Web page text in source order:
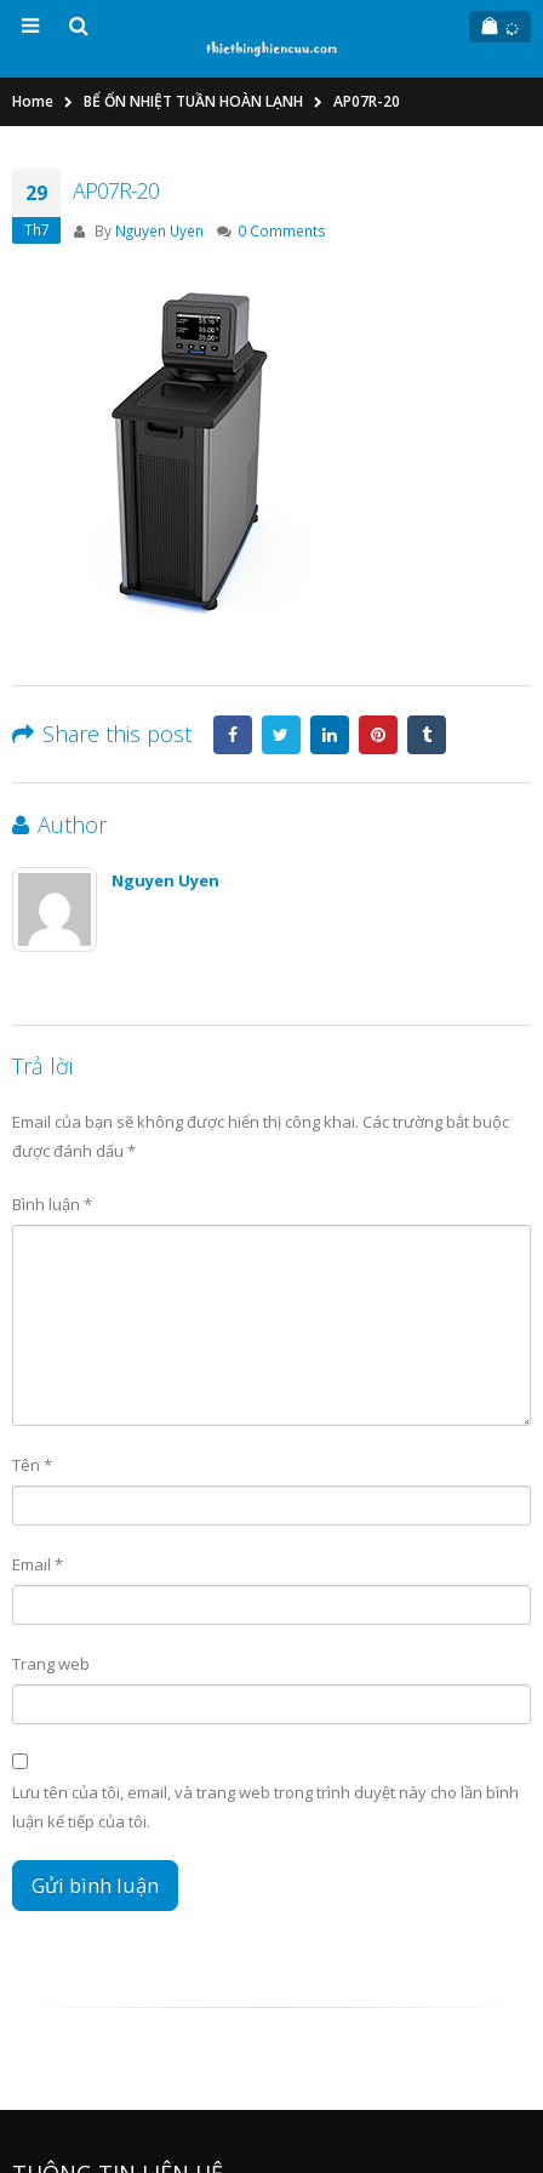
Home BỂ ỔN NHIỆT TUẦN HOÀN LẠNH AP07R-20
29
Th7
AP07R-20
By Nguyen Uyen 0 Comments
Share this post
Author
Nguyen Uyen
Trả lời
Email của bạn sẽ không được hiển thị công khai. Các trường bắt buộc
được đánh dấu *
Bình luận *
Tên *
Email *
Trang web
Lưu tên của tôi, email, và trang web trong trình duyệt này cho lần bình
luận kế tiếp của tôi.